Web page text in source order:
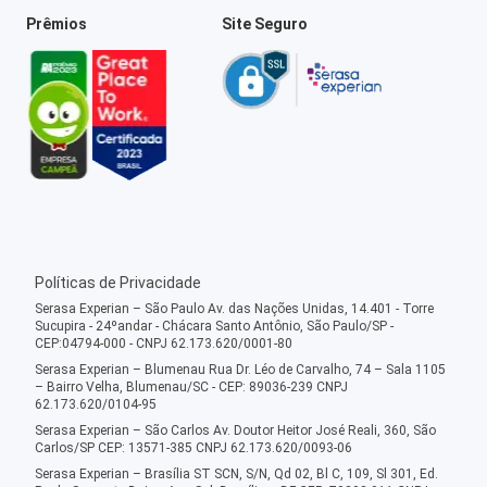
Prêmios Site Seguro
Políticas de Privacidade
Serasa Experian – São Paulo Av. das Nações Unidas, 14.401 - Torre
Sucupira - 24ºandar - Chácara Santo Antônio, São Paulo/SP -
CEP:04794-000 - CNPJ 62.173.620/0001-80
Serasa Experian – Blumenau Rua Dr. Léo de Carvalho, 74 – Sala 1105
– Bairro Velha, Blumenau/SC - CEP: 89036-239 CNPJ
62.173.620/0104-95
Serasa Experian – São Carlos Av. Doutor Heitor José Reali, 360, São
Carlos/SP CEP: 13571-385 CNPJ 62.173.620/0093-06
Serasa Experian – Brasília ST SCN, S/N, Qd 02, Bl C, 109, Sl 301, Ed.